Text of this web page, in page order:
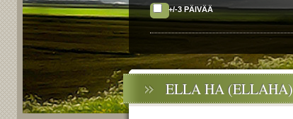
+/-3 PÄIVÄÄ
ELLA HA (ELLAHA)